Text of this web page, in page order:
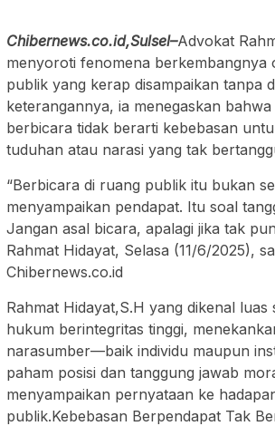
Chibernews.co.id,Sulsel–Advokat
menyoroti fenomena berkembangnya
publik yang kerap disampaikan tanpa
keterangannya, ia menegaskan
berbicara tidak berarti kebebasan
tuduhan atau narasi yang tak
“Berbicara di ruang publik itu bukan
menyampaikan pendapat. Itu soal
Jangan asal bicara, apalagi jika tak
Rahmat Hidayat, Selasa (11/6/2025),
Chibernews.co.id
Rahmat Hidayat,S.H yang dikenal luas
hukum berintegritas tinggi,
narasumber—baik individu maupun
paham posisi dan tanggung jawab
menyampaikan pernyataan ke
publik.Kebebasan Berpendapat Tak